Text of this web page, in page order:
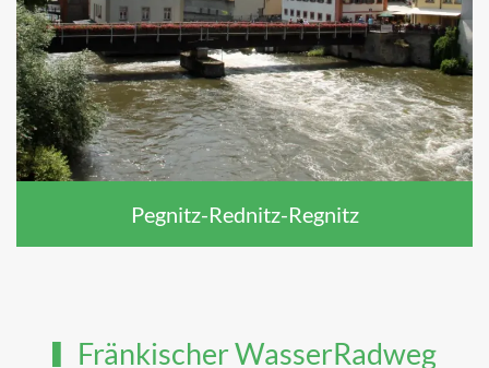
Pegnitz-Rednitz-Regnitz
Fränkischer WasserRadweg